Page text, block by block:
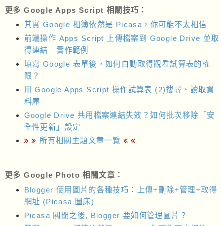
function getUploadToken(src) {
var rawData = getPhotoRaw(src),
options = {
"method": "post",
"headers": {
"Authorization": "Bearer " + access_token,
"Content-type": "application/octet-stream",
"X-Goog-Upload-File-Name": fileName,
"X-Goog-Upload-Protocol": "raw"
},
uploadRawUrl = "https://photoslibrary.googleapis.co
m/v1/uploads",
uploadToken = UrlFetchApp.fetch(uploadRawUrl, optio
ns);
return uploadToken;
}
return response.getContent(); // 圖片轉成 raw binary
格式
function createAlbum() {
var album = '{album: {title:"' + albumTitle +
'"}}', // 若用 JSON.stringify(data) → google photo
更多 Google Apps Script 相關技巧：
其實 Google 相簿依然是 Picasa，你可能不太相信
前端操作 Apps Script 上傳檔案到 Google Drive 並取
得連結﹍實作範例
填寫 Google 表單後，如何自動取得觀看試算表的權
限？
用 Google Apps Script 操作試算表 (2)搜尋、讀取資
料庫
Google Drive 共用檔案連結失效？如何批次移除「安
全性更新」設定
所有相關主題文章一覽
更多 Google Photo 相關文章：
Blogger 使用圖片的各種技巧：上傳+刪除+管理+取得
網址 (Picasa 圖床)
Picasa 關閉之後, Blogger 要如何管理圖片？